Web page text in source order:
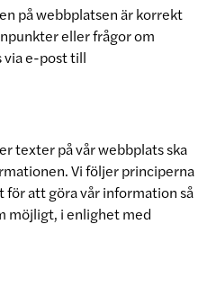
på webbplatsen är korrekt
eller frågor om
via e-post till
texter på vår webbplats ska
Vi följer principerna
att göra vår information så
möjligt, i enlighet med